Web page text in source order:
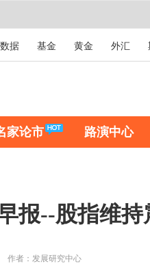
数据 基金 黄金 外汇
家论市 路演中心
报--股指维持
作者：发展研究中心